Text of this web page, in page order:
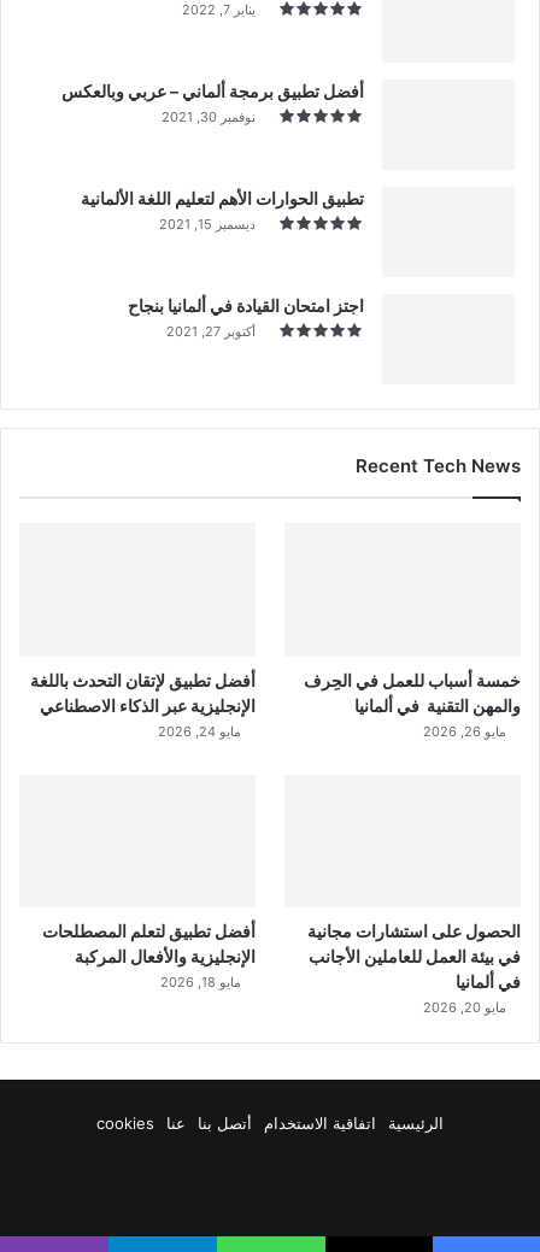
يناير 7, 2022
أفضل تطبيق برمجة ألماني – عربي وبالعكس
نوفمبر 30, 2021
تطبيق الحوارات الأهم لتعليم اللغة الألمانية
ديسمبر 15, 2021
اجتز امتحان القيادة في ألمانيا بنجاح
أكتوبر 27, 2021
Recent Tech News
خمسة أسباب للعمل في الحِرف
والمهن التقنية في ألمانيا
مايو 26, 2026
أفضل تطبيق لإتقان التحدث باللغة
الإنجليزية عبر الذكاء الاصطناعي
مايو 24, 2026
الحصول على استشارات مجانية
في بيئة العمل للعاملين الأجانب
في ألمانيا
مايو 20, 2026
أفضل تطبيق لتعلم المصطلحات
الإنجليزية والأفعال المركبة
مايو 18, 2026
الرئيسية اتفاقية الاستخدام أتصل بنا عنا cookies